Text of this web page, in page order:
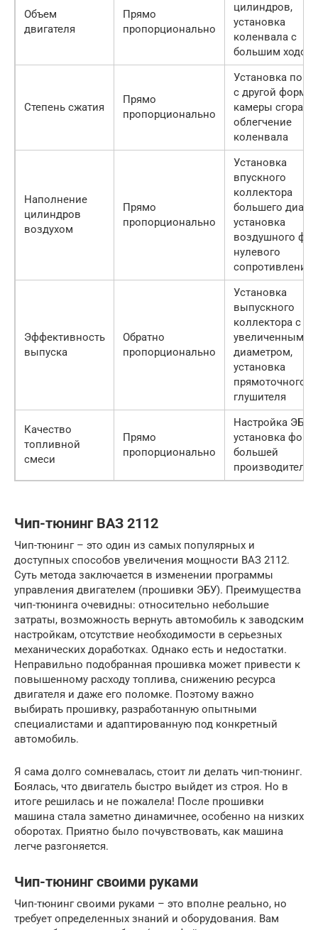
Объем
двигателя
Прямо
пропорционально
цилиндров,
установка
коленвала с
большим ходом
Степень сжатия
Прямо
пропорционально
Установка
с другой
камеры
облегчение
коленвала
Наполнение
цилиндров
воздухом
Прямо
пропорционально
Установка
впускного
коллектора
большего
установка
воздушного
нулевого
сопротивления
Эффективность
выпуска
Обратно
пропорционально
Установка
выпускного
коллектора с
увеличенным
диаметром,
установка
прямоточного
глушителя
Качество
топливной
смеси
Прямо
пропорционально
Настройка ЭБУ,
установка
большей
Чип-тюнинг ВАЗ 2112
Чип-тюнинг – это один из самых популярных и
доступных способов увеличения мощности ВАЗ 2112.
Суть метода заключается в изменении программы
управления двигателем (прошивки ЭБУ). Преимущества
чип-тюнинга очевидны: относительно небольшие
затраты, возможность вернуть автомобиль к заводским
настройкам, отсутствие необходимости в серьезных
механических доработках. Однако есть и недостатки.
Неправильно подобранная прошивка может привести к
повышенному расходу топлива, снижению ресурса
двигателя и даже его поломке. Поэтому важно
выбирать прошивку, разработанную опытными
специалистами и адаптированную под конкретный
автомобиль.
Я сама долго сомневалась, стоит ли делать чип-тюнинг.
Боялась, что двигатель быстро выйдет из строя. Но в
итоге решилась и не пожалела! После прошивки
машина стала заметно динамичнее, особенно на низких
оборотах. Приятно было почувствовать, как машина
легче разгоняется.
Чип-тюнинг своими руками
Чип-тюнинг своими руками – это вполне реально, но
требует определенных знаний и оборудования. Вам